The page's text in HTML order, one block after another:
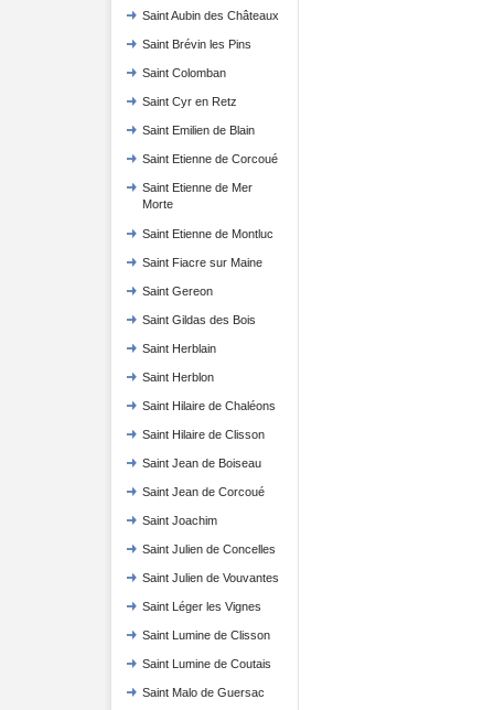
Saint Aubin des Châteaux
Saint Brévin les Pins
Saint Colomban
Saint Cyr en Retz
Saint Emilien de Blain
Saint Etienne de Corcoué
Saint Etienne de Mer
Morte
Saint Etienne de Montluc
Saint Fiacre sur Maine
Saint Gereon
Saint Gildas des Bois
Saint Herblain
Saint Herblon
Saint Hilaire de Chaléons
Saint Hilaire de Clisson
Saint Jean de Boiseau
Saint Jean de Corcoué
Saint Joachim
Saint Julien de Concelles
Saint Julien de Vouvantes
Saint Léger les Vignes
Saint Lumine de Clisson
Saint Lumine de Coutais
Saint Malo de Guersac